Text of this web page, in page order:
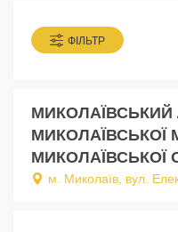
ФІЛЬТР
МИКОЛАЇВСЬКИЙ
МИКОЛАЇВСЬКОЇ
МИКОЛАЇВСЬКОЇ
м. Миколаїв, вул.